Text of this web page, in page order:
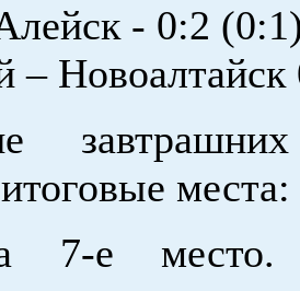
- 0:2
–
места:
7-е